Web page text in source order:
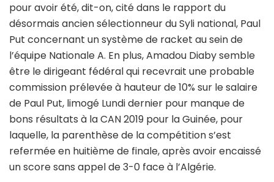
pour avoir été, dit-on, cité dans le rapport du
désormais ancien sélectionneur du Syli national, Paul
Put concernant un système de racket au sein de
l’équipe Nationale A. En plus, Amadou Diaby semble
être le dirigeant fédéral qui recevrait une probable
commission prélevée à hauteur de 10% sur le salaire
de Paul Put, limogé Lundi dernier pour manque de
bons résultats à la CAN 2019 pour la Guinée, pour
laquelle, la parenthèse de la compétition s’est
refermée en huitième de finale, après avoir encaissé
un score sans appel de 3-0 face à l’Algérie.